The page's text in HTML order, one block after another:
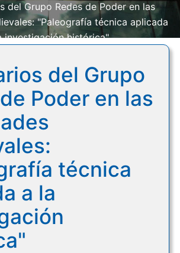
del Grupo Redes de Poder en las
"Paleografía técnica aplicada
investigación histórica"
del Grupo
Poder en las
técnica
a la